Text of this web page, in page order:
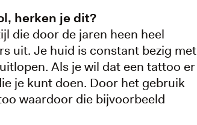
herken je dit?
die door de jaren heen heel
uit. Je huid is constant bezig met
Als je wil dat een tattoo er
je kunt doen. Door het gebruik
waardoor die bijvoorbeeld